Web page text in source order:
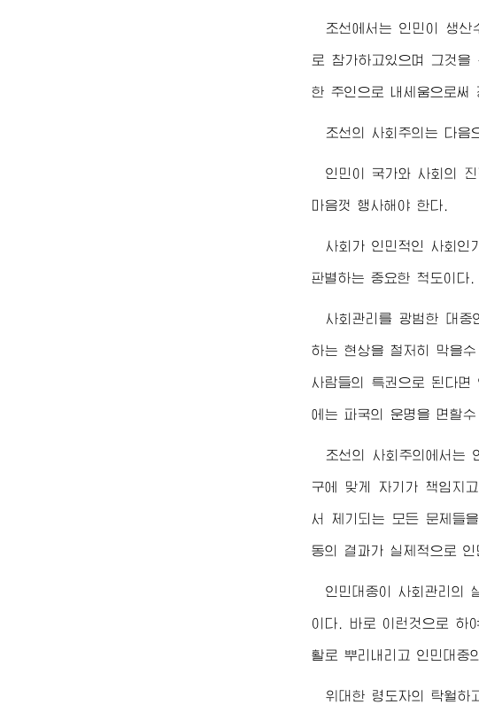
조선에서는 인민이 생
로 참가하고있으며 그것을
한 주인으로 내세움으로써
조선의 사회주의는 다음
인민이 국가와 사회의
마음껏 행사해야 한다.
사회가 인민적인 사회인
판별하는 중요한 척도이다.
사회관리를 광범한 대
하는 현상을 철저히 막을
사람들의 특권으로 된다
에는 파국의 운명을 면할
조선의 사회주의에서는
구에 맞게 자기가 책임지
서 제기되는 모든 문제들
동의 결과가 실제적으로 인
인민대중이 사회관리의
이다. 바로 이런것으로 하
활로 뿌리내리고 인민대중
위대한 령도자의 탁월하